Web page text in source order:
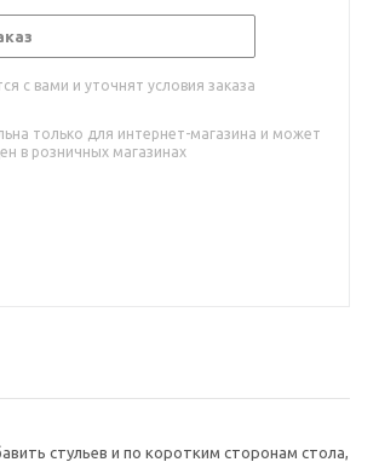
с вами и уточнят условия заказа
только для интернет-магазина и может
в розничных магазинах
стульев и по коротким сторонам стола,